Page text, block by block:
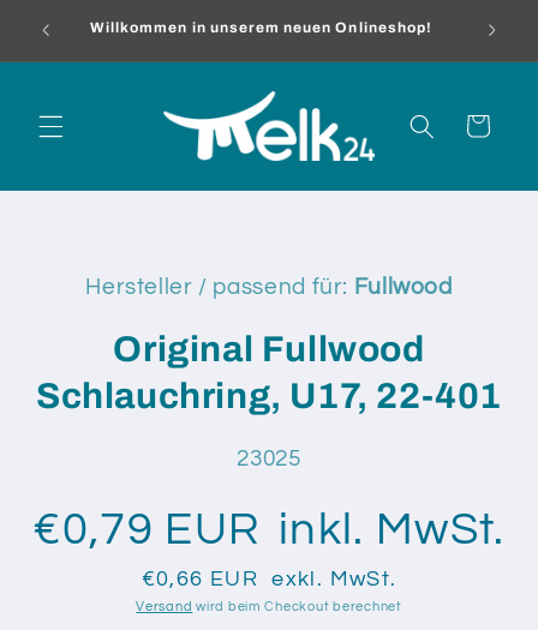
zum
Willkommen in unserem neuen Onlineshop!
Warenkorb
Hersteller / passend für: Fullwood
Original Fullwood
Schlauchring, U17, 22-401
SKU:
23025
€0,79 EUR inkl. MwSt.
€0,66 EUR exkl. MwSt.
Versand wird beim Checkout berechnet